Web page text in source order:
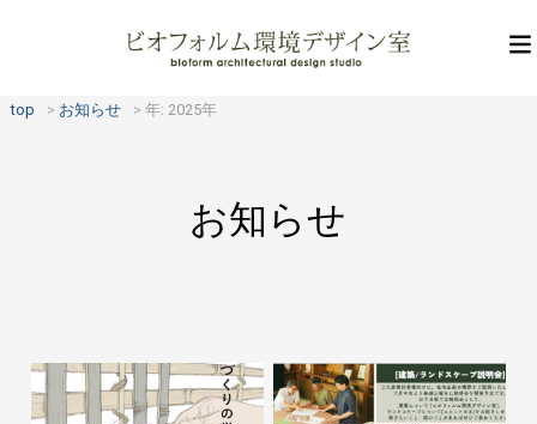
top お知らせ 年: 2025年
お知らせ